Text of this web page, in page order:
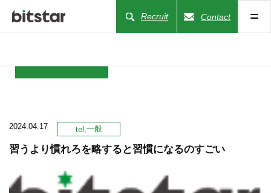
Recruit Contact
COMPANY
BUSINESS
2024.04.17 tel 一般
習うより慣れろを略すると習慣になるのすごい